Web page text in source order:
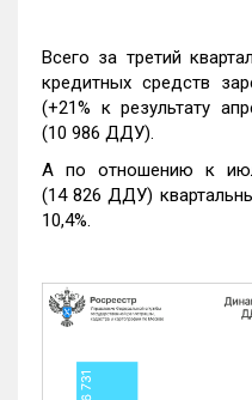
Всего за третий
кредитных средств
(+21% к результату
(10 986 ДДУ).
А по отношению к
(14 826 ДДУ)
10,4%.